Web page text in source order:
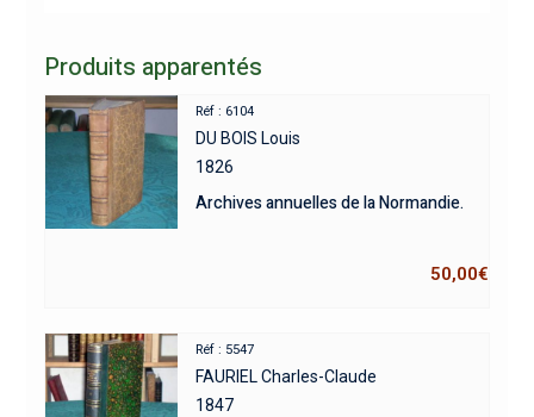
Produits apparentés
Réf : 6104
DU BOIS Louis
1826
Archives annuelles de la Normandie.
50,00€
Réf : 5547
FAURIEL Charles-Claude
1847